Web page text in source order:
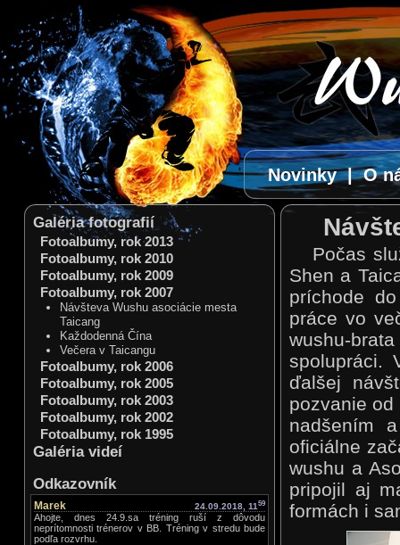
Novinky|O
Počas
Shen a
príchode
práce vo
wushu-
spolupráci.
ďalšej
pozvanie
nadšením
oficiálne
wushu a
pripojil aj
formách i
Galéria fotografií
Fotoalbumy, rok 2013
Fotoalbumy, rok 2010
Fotoalbumy, rok 2009
Fotoalbumy, rok 2007
Návšteva Wushu asociácie mesta
Taicang
Každodenná Čína
Večera v Taicangu
Fotoalbumy, rok 2006
Fotoalbumy, rok 2005
Fotoalbumy, rok 2003
Fotoalbumy, rok 2002
Fotoalbumy, rok 1995
Galéria videí
Odkazovník
Marek 24.09.2018, 1159
Ahojte, dnes 24.9.sa tréning ruší z dôvodu
neprítomnosti trénerov v BB. Tréning v stredu bude
podľa rozvrhu.